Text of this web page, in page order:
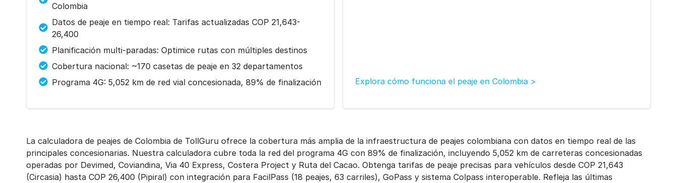
Colombia
Datos de peaje en tiempo real: Tarifas actualizadas COP 21,643-
26,400
Planificación multi-paradas: Optimice rutas con múltiples destinos
Cobertura nacional: ~170 casetas de peaje en 32 departamentos
Programa 4G: 5,052 km de red vial concesionada, 89% de finalización
Explora cómo funciona el peaje en Colombia >
La calculadora de peajes de Colombia de TollGuru ofrece la cobertura más amplia de la infraestructura de peajes colombiana con datos en tiempo real de las
principales concesionarias. Nuestra calculadora cubre toda la red del programa 4G con 89% de finalización, incluyendo 5,052 km de carreteras concesionadas
operadas por Devimed, Coviandina, Via 40 Express, Costera Project y Ruta del Cacao. Obtenga tarifas de peaje precisas para vehículos desde COP 21,643
(Circasia) hasta COP 26,400 (Pipiral) con integración para FacilPass (18 peajes, 63 carriles), GoPass y sistema Colpass interoperable. Refleja las últimas